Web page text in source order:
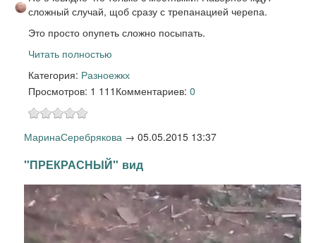
сложный случай, щоб сразу с трепанацией черепа.
Это просто опупеть сложно посыпать.
Читать полностью
Категория: Разноежкх
Просмотров: 1 111 Комментариев: 0
МаринаСеребрякова → 05.05.2015 13:37
"ПРЕКРАСНЫЙ" вид